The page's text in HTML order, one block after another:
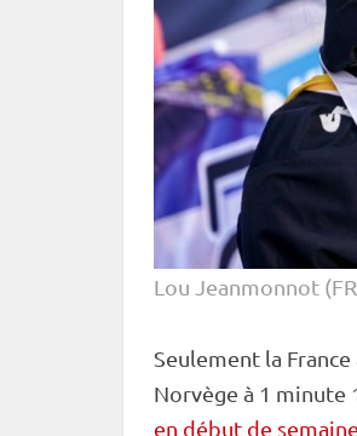
Lou Jeanmonnot
Seulement la
Norvège à 1 minute
en début de semaine